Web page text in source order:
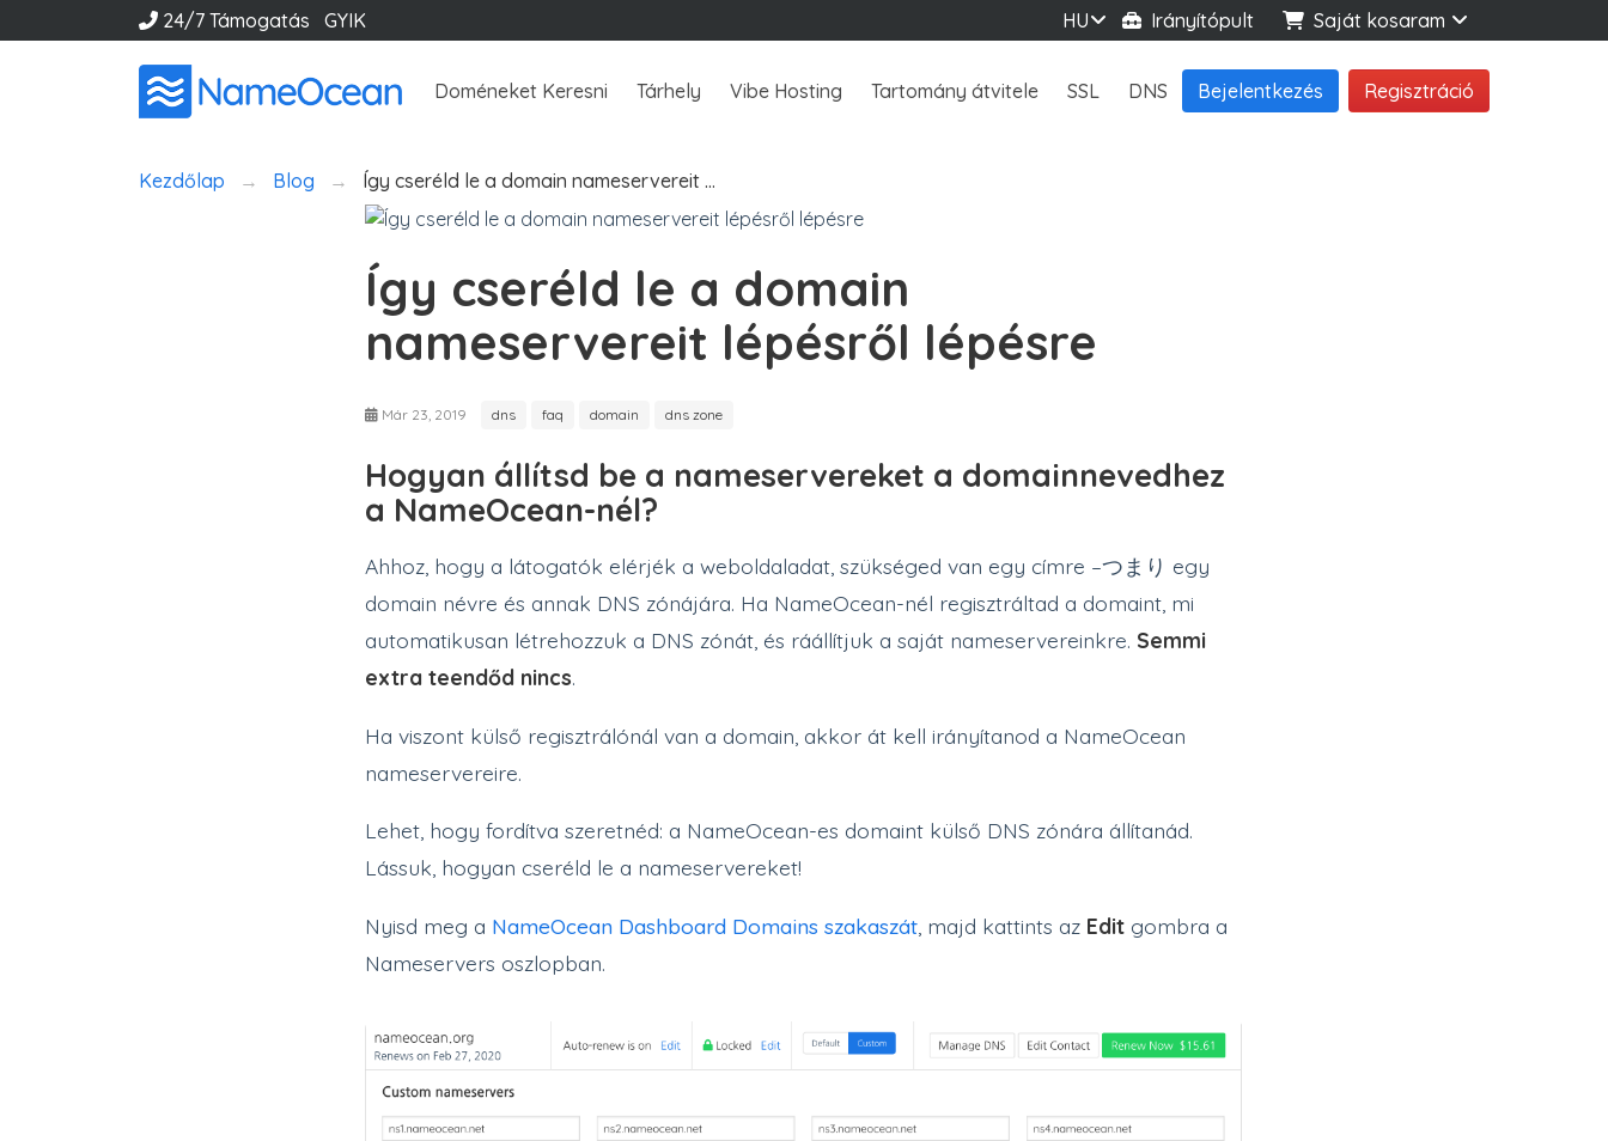
24/7 Támogatás GYIK HU Irányítópult Saját kosaram
Doméneket Keresni Tárhely Vibe Hosting Tartomány átvitele SSL DNS Bejelentkezés Regisztráció
Kezdőlap Blog Így cseréld le a domain nameservereit …
Így cseréld le a domain
nameservereit lépésről lépésre
Már 23, 2019 dns faq domain dns zone
Hogyan állítsd be a nameservereket a domainnevedhez
a NameOcean-nél?
Ahhoz, hogy a látogatók elérjék a weboldaladat, szükséged van egy címre –つまり egy
domain névre és annak DNS zónájára. Ha NameOcean-nél regisztráltad a domaint, mi
automatikusan létrehozzuk a DNS zónát, és ráállítjuk a saját nameservereinkre. Semmi
extra teendőd nincs.
Ha viszont külső regisztrálónál van a domain, akkor át kell irányítanod a NameOcean
nameservereire.
Lehet, hogy fordítva szeretnéd: a NameOcean-es domaint külső DNS zónára állítanád.
Lássuk, hogyan cseréld le a nameservereket!
Nyisd meg a NameOcean Dashboard Domains szakaszát , majd kattints az Edit gombra a
Nameservers oszlopban.